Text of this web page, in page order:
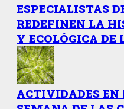
ESPECIALISTAS
REDEFINEN LA
Y ECOLÓGICA DE
ACTIVIDADES